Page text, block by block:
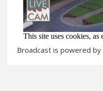
Broadcast is powered by